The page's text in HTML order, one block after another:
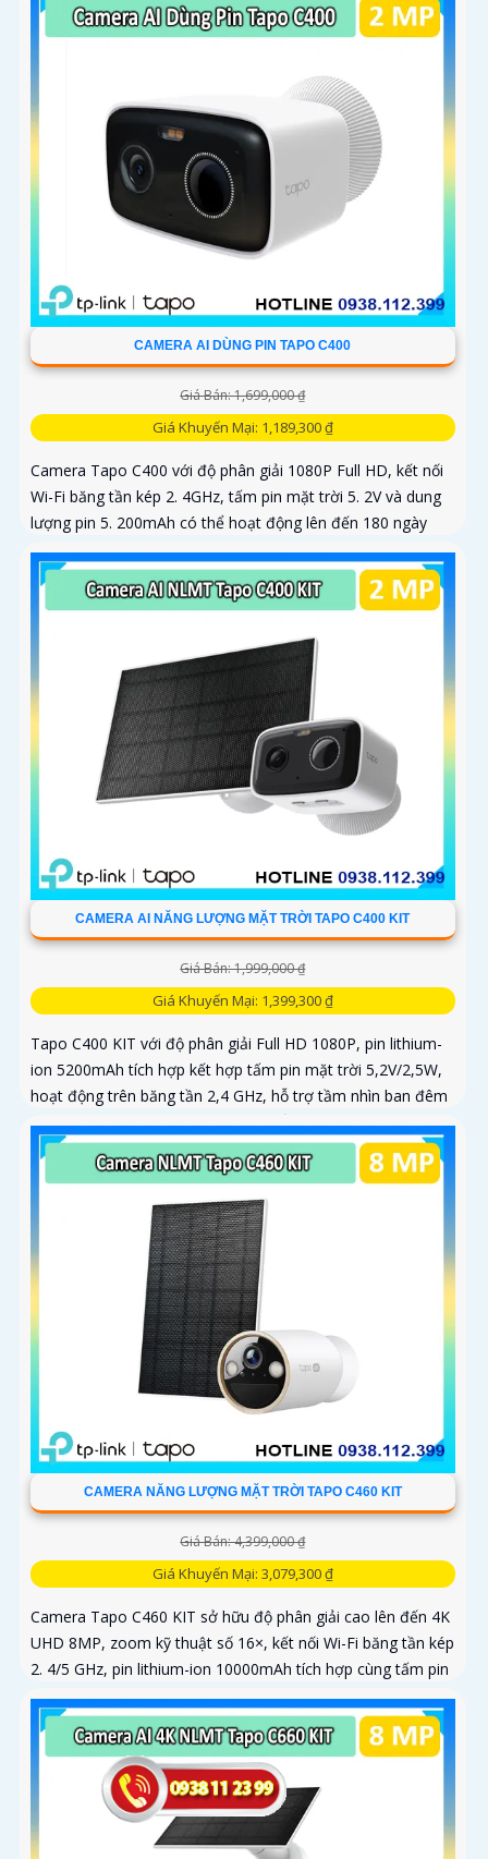
CAMERA AI DÙNG PIN TAPO C400
Giá Bán: 1,699,000 ₫
Giá Khuyến Mại: 1,189,300 ₫
Camera Tapo C400 với độ phân giải 1080P Full HD, kết nối
Wi-Fi băng tần kép 2. 4GHz, tấm pin mặt trời 5. 2V và dung
lượng pin 5. 200mAh có thể hoạt động lên đến 180 ngày
CAMERA AI NĂNG LƯỢNG MẶT TRỜI TAPO C400 KIT
Giá Bán: 1,999,000 ₫
Giá Khuyến Mại: 1,399,300 ₫
Tapo C400 KIT với độ phân giải Full HD 1080P, pin lithium-
ion 5200mAh tích hợp kết hợp tấm pin mặt trời 5,2V/2,5W,
hoạt động trên băng tần 2,4 GHz, hỗ trợ tầm nhìn ban đêm
có màu lên đến 9m, phát hiện chuyển động và con người
bằng AI, đồng thời lưu trữ dữ liệu qua thẻ microSD lên đến
CAMERA NĂNG LƯỢNG MẶT TRỜI TAPO C460 KIT
Giá Bán: 4,399,000 ₫
Giá Khuyến Mại: 3,079,300 ₫
Camera Tapo C460 KIT sở hữu độ phân giải cao lên đến 4K
UHD 8MP, zoom kỹ thuật số 16×, kết nối Wi-Fi băng tần kép
2. 4/5 GHz, pin lithium-ion 10000mAh tích hợp cùng tấm pin
năng lượng mặt trời 5